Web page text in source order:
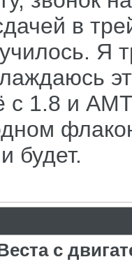
в
Я
с 1.8 и
будет.
с